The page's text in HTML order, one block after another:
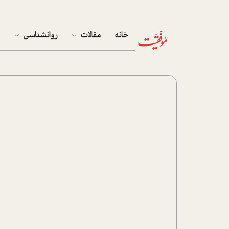
خانه مقالات روانشناسی